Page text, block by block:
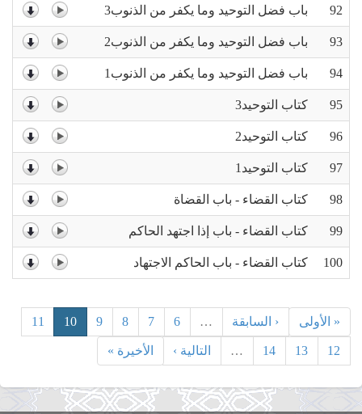
92 باب فضل التوحيد وما يكفر من الذنوب3
93 باب فضل التوحيد وما يكفر من الذنوب2
94 باب فضل التوحيد وما يكفر من الذنوب1
95 كتاب التوحيد3
96 كتاب التوحيد2
97 كتاب التوحيد1
98 كتاب القضاء - باب القضاة
99 كتاب القضاء - باب إذا اجتهد الحاكم
100 كتاب القضاء - باب الحاكم الاجتهاد
« الأولى ‹ السابقة …
6
7
8
9
10
11
12
13
14
… التالية › الأخيرة »